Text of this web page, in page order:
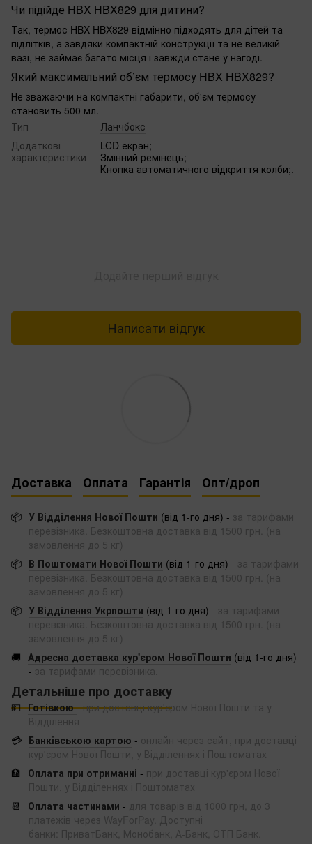
Чи підійде HBX HBX829 для дитини?
Так, термос HBX HBX829 відмінно підходять для дітей та
підлітків, а завдяки компактній конструкції та не великій
вазі, не займає багато місця і завжди стане у нагоді.
Який максимальний об’єм термосу HBX HBX829?
Не зважаючи на компактні габарити, об'єм термосу
становить 500 мл.
Тип
Ланчбокс
Додаткові
характеристики
LCD екран;
Змінний ремінець;
Кнопка автоматичного відкриття колби;.
Написати відгук
Доставка Оплата Гарантія Опт/дроп
📦 У Відділення Нової Пошти (від 1-го дня) - за тарифами
перевізника. Безкоштовна доставка від 1500 грн. (на
замовлення до 5 кг)
📦 В Поштомати Нової Пошти (від 1-го дня) - за тарифами
перевізника. Безкоштовна доставка від 1500 грн. (на
замовлення до 5 кг)
📦 У Відділення Укрпошти (від 1-го дня) - за тарифами
перевізника. Безкоштовна доставка від 1500 грн. (на
замовлення до 5 кг)
🚚 Адресна доставка кур'єром Нової Пошти (від 1-го дня)
- за тарифами перевізника.
Детальніше про доставку
💵 Готівкою -при доставці кур'єром Нової Пошти та у
Відділення
💳 Банківською картою - онлайн через сайт, при доставці
кур'єром Нової Пошти, у Відділеннях і Поштоматах
🏦
Оплата при отриманні - при доставці кур'єром Нової
Пошти, у Відділеннях і Поштоматах
📆
Оплата частинами - для товарів від 1000 грн, до 3
платежів через WayForPay. Доступні
банки: ПриватБанк, Монобанк, А-Банк, ОТП Банк.